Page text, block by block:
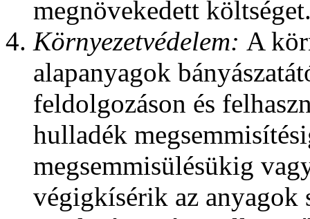
megnövekedett
Környezetvédelem: A
alapanyagok
feldolgozáson és
hulladék
megsemmisülésükig
végigkísérik az anyagok